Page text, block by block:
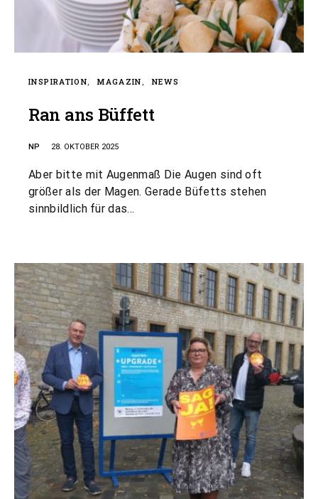
INSPIRATION MAGAZIN NEWS
Ran ans Büffett
NP 28. OKTOBER 2025
Aber bitte mit Augenmaß Die Augen sind oft
größer als der Magen. Gerade Büfetts stehen
sinnbildlich für das…